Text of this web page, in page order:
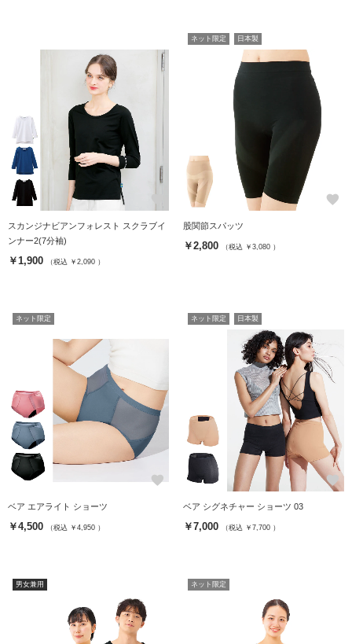
スカンジナビアンフォレスト スクラブイ
ンナー2(7分袖)
￥1,900 （税込 ￥2,090 ）
ネット限定 日本製
favorite
股関節スパッツ
￥2,800 （税込 ￥3,080 ）
ネット限定
favorite
ベア エアライト ショーツ
￥4,500 （税込 ￥4,950 ）
ネット限定 日本製
favorite
ベア シグネチャー ショーツ 03
￥7,000 （税込 ￥7,700 ）
男女兼用 ネット限定